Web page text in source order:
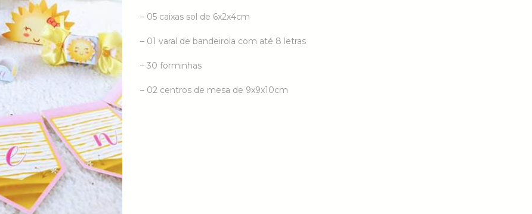
– 05 caixas sol de 6x2x4cm
– 01 varal de bandeirola com até 8 letras
– 30 forminhas
– 02 centros de mesa de 9x9x10cm